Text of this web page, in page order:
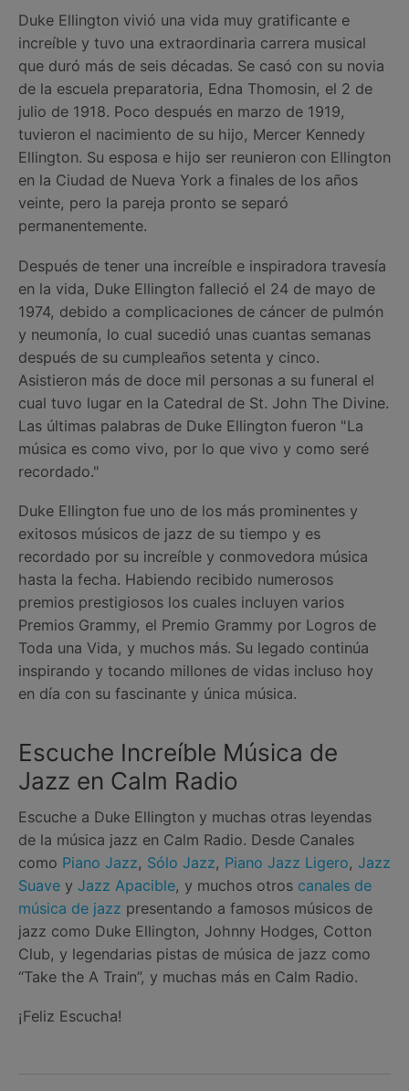
Duke Ellington vivió una vida muy gratificante e
increíble y tuvo una extraordinaria carrera musical
que duró más de seis décadas. Se casó con su novia
de la escuela preparatoria, Edna Thomosin, el 2 de
julio de 1918. Poco después en marzo de 1919,
tuvieron el nacimiento de su hijo, Mercer Kennedy
Ellington. Su esposa e hijo ser reunieron con Ellington
en la Ciudad de Nueva York a finales de los años
veinte, pero la pareja pronto se separó
permanentemente.
Después de tener una increíble e inspiradora travesía
en la vida, Duke Ellington falleció el 24 de mayo de
1974, debido a complicaciones de cáncer de pulmón
y neumonía, lo cual sucedió unas cuantas semanas
después de su cumpleaños setenta y cinco.
Asistieron más de doce mil personas a su funeral el
cual tuvo lugar en la Catedral de St. John The Divine.
Las últimas palabras de Duke Ellington fueron "La
música es como vivo, por lo que vivo y como seré
recordado."
Duke Ellington fue uno de los más prominentes y
exitosos músicos de jazz de su tiempo y es
recordado por su increíble y conmovedora música
hasta la fecha. Habiendo recibido numerosos
premios prestigiosos los cuales incluyen varios
Premios Grammy, el Premio Grammy por Logros de
Toda una Vida, y muchos más. Su legado continúa
inspirando y tocando millones de vidas incluso hoy
en día con su fascinante y única música.
Escuche Increíble Música de
Jazz en Calm Radio
Escuche a Duke Ellington y muchas otras leyendas
de la música jazz en Calm Radio. Desde Canales
como Piano Jazz, Sólo Jazz, Piano Jazz Ligero, Jazz
Suave y Jazz Apacible, y muchos otros canales de
música de jazz presentando a famosos músicos de
jazz como Duke Ellington, Johnny Hodges, Cotton
Club, y legendarias pistas de música de jazz como
“Take the A Train”, y muchas más en Calm Radio.
¡Feliz Escucha!